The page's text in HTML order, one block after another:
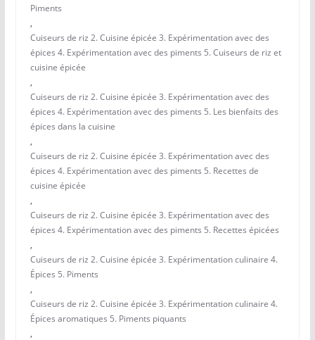
Piments
,
Cuiseurs de riz 2. Cuisine épicée 3. Expérimentation avec des
épices 4. Expérimentation avec des piments 5. Cuiseurs de riz et
cuisine épicée
,
Cuiseurs de riz 2. Cuisine épicée 3. Expérimentation avec des
épices 4. Expérimentation avec des piments 5. Les bienfaits des
épices dans la cuisine
,
Cuiseurs de riz 2. Cuisine épicée 3. Expérimentation avec des
épices 4. Expérimentation avec des piments 5. Recettes de
cuisine épicée
,
Cuiseurs de riz 2. Cuisine épicée 3. Expérimentation avec des
épices 4. Expérimentation avec des piments 5. Recettes épicées
,
Cuiseurs de riz 2. Cuisine épicée 3. Expérimentation culinaire 4.
Épices 5. Piments
,
Cuiseurs de riz 2. Cuisine épicée 3. Expérimentation culinaire 4.
Épices aromatiques 5. Piments piquants
,